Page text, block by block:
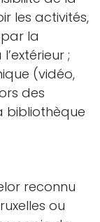
les activités,
la
;
(vidéo,
des
bibliothèque
reconnu
ou